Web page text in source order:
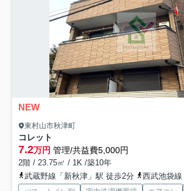
NEW
東村山市秋津町
コレット
7.2万円 管理/共益費5,000円
2階 / 23.75㎡ / 1K /築10年
武蔵野線「新秋津」駅 徒歩2分
西武池袋線